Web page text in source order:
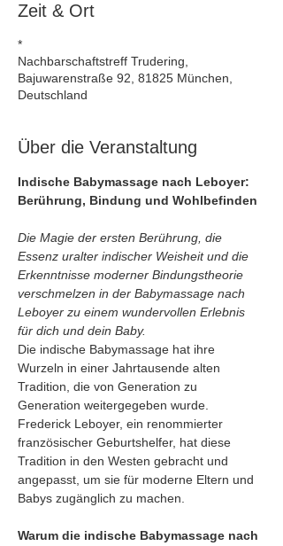
Zeit & Ort
*
Nachbarschaftstreff Trudering,
Bajuwarenstraße 92, 81825 München,
Deutschland
Über die Veranstaltung
Indische Babymassage nach Leboyer:
Berührung, Bindung und Wohlbefinden
Die Magie der ersten Berührung, die
Essenz uralter indischer Weisheit und die
Erkenntnisse moderner Bindungstheorie
verschmelzen in der Babymassage nach
Leboyer zu einem wundervollen Erlebnis
für dich und dein Baby.
Die indische Babymassage hat ihre
Wurzeln in einer Jahrtausende alten
Tradition, die von Generation zu
Generation weitergegeben wurde.
Frederick Leboyer, ein renommierter
französischer Geburtshelfer, hat diese
Tradition in den Westen gebracht und
angepasst, um sie für moderne Eltern und
Babys zugänglich zu machen.
Warum die indische Babymassage nach